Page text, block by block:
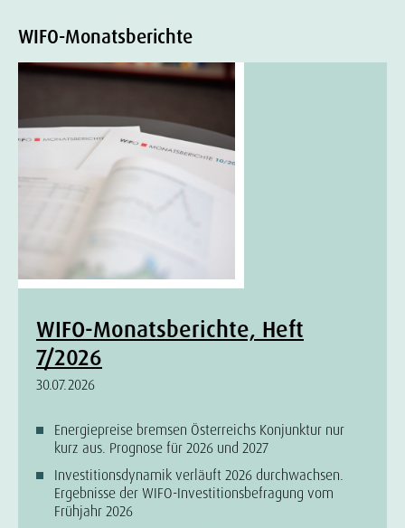
WIFO-Monatsberichte
WIFO-Monatsberichte, Heft
7/2026
30.07.2026
Energiepreise bremsen Österreichs Konjunktur nur
kurz aus. Prognose für 2026 und 2027
Investitionsdynamik verläuft 2026 durchwachsen.
Ergebnisse der WIFO-Investitionsbefragung vom
Frühjahr 2026